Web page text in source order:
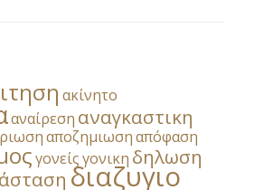
ακίνητο
αναίρεση αναγκαστικη
αποζημιωσηαπόφαση
γονείςγονικη δηλωση
διαζυγιο